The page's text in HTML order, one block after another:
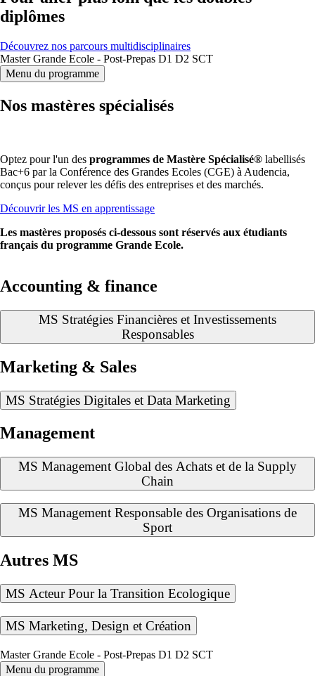
diplômes
Découvrez nos parcours multidisciplinaires
Master Grande Ecole - Post-Prepas D1 D2 SCT
Menu du programme
Nos mastères spécialisés
Optez pour l'un des programmes de Mastère Spécialisé® labellisés
Bac+6 par la Conférence des Grandes Ecoles (CGE) à Audencia,
conçus pour relever les défis des entreprises et des marchés.
Découvrir les MS en apprentissage
Les mastères proposés ci-dessous sont réservés aux étudiants
français du programme Grande Ecole.
Accounting & finance
MS Stratégies Financières et Investissements
Responsables
Marketing & Sales
MS Stratégies Digitales et Data Marketing
Management
MS Management Global des Achats et de la Supply
Chain
MS Management Responsable des Organisations de
Sport
Autres MS
MS Acteur Pour la Transition Ecologique
MS Marketing, Design et Création
Master Grande Ecole - Post-Prepas D1 D2 SCT
Menu du programme